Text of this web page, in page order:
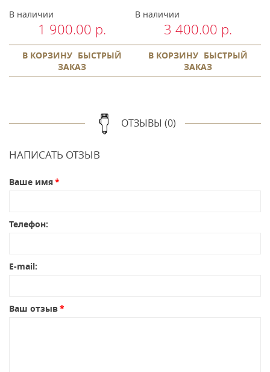
В наличии
1 900.00 р.
В КОРЗИНУ БЫСТРЫЙ
ЗАКАЗ
В наличии
3 400.00 р.
В КОРЗИНУ БЫСТРЫЙ
ЗАКАЗ
ОТЗЫВЫ (0)
НАПИСАТЬ ОТЗЫВ
Ваше имя
Телефон:
E-mail:
Ваш отзыв